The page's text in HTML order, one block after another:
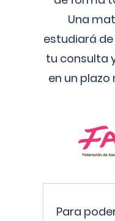
Una
estudiará
tu consulta
en un plazo
Para